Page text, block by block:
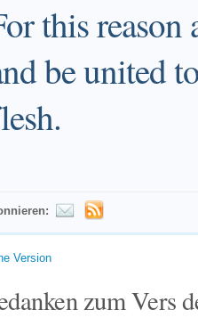
this reason
be united
Version
zum Vers